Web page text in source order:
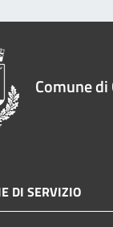
Comune
DI SERVIZIO